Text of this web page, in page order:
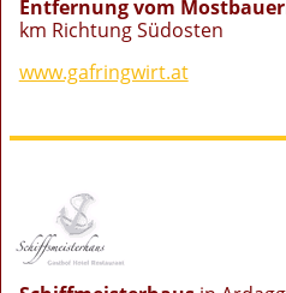
Entfernung vom
km Richtung Südosten
www.gafringwirt.at